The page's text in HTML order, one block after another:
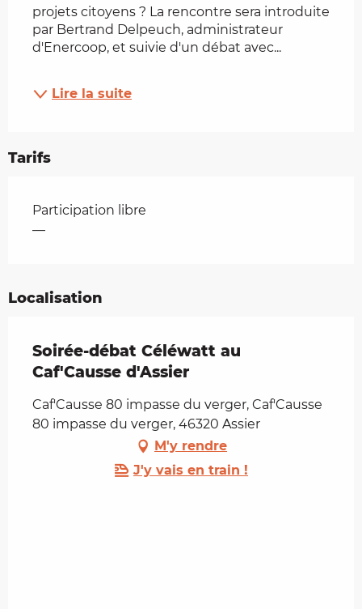
projets citoyens ? La rencontre sera introduite
par Bertrand Delpeuch, administrateur
d'Enercoop, et suivie d'un débat avec...
Lire la suite
Tarifs
Tarifs 2026
Participation libre
—
Localisation
Soirée-débat Céléwatt au
Caf'Causse d'Assier
Caf'Causse 80 impasse du verger, Caf'Causse
80 impasse du verger, 46320 Assier
M'y rendre
J'y vais en train !